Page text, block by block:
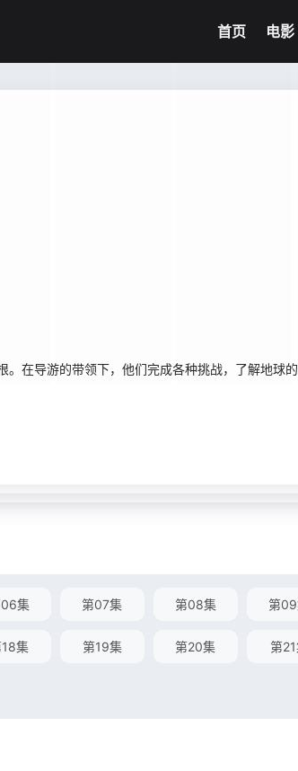
首页 电影
在导游的带领下，他们完成各种挑战，了解地球
集 第07集 第08集 第
集 第19集 第20集 第